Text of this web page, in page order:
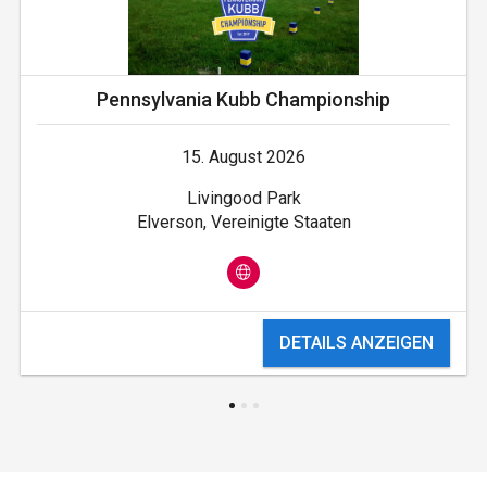
Pennsylvania Kubb Championship
15. August 2026
Livingood Park
Elverson, Vereinigte Staaten
DETAILS ANZEIGEN